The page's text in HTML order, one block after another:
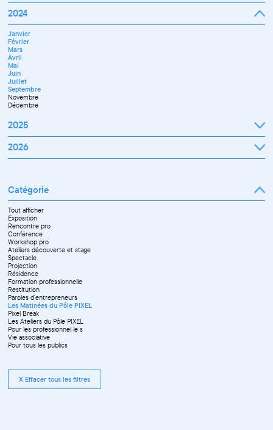
Janvier
Mars
Avril
Mai
Juin
Septembre
Octobre
Novembre
Décembre
2024
Janvier
Février
Mars
Avril
Mai
Juin
Juillet
Septembre
Novembre
Décembre
2025
Janvier
Mars
Juin
Juillet
Septembre
Octobre
Novembre
Décembre
2026
Avril
Mai
Juin
Septembre
Octobre
Novembre
Catégorie
Tout afficher
Exposition
Rencontre pro
Conférence
Workshop pro
Ateliers découverte et stage
Spectacle
Projection
Résidence
Formation professionnelle
Restitution
Paroles d'entrepreneurs
Les Matinées du Pôle PIXEL
Pixel Break
Les Ateliers du Pôle PIXEL
Pour les professionnel·le·s
Vie associative
Pour tous les publics
X Effacer tous les filtres